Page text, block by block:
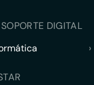
DIGITAL
›